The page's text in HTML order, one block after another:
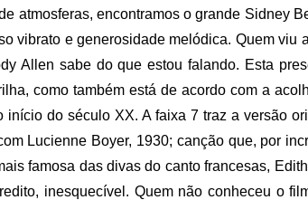
atmosferas, encontramos o grande Sidney
vibrato e generosidade melódica. Quem viu
Allen sabe do que estou falando. Esta
como também está de acordo com a
início do século XX. A faixa 7 traz a versão
Lucienne Boyer, 1930; canção que, por
famosa das divas do canto francesas,
inesquecível. Quem não conheceu o